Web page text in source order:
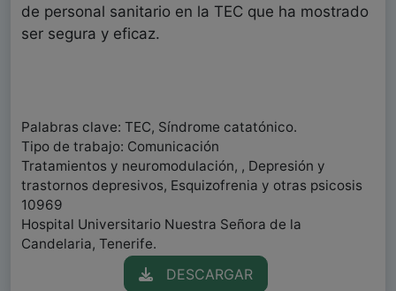
de personal sanitario en la TEC que ha mostrado
ser segura y eficaz.
Palabras clave: TEC, Síndrome catatónico.
Tipo de trabajo: Comunicación
Tratamientos y neuromodulación, , Depresión y
trastornos depresivos, Esquizofrenia y otras psicosis
10969
Hospital Universitario Nuestra Señora de la
Candelaria, Tenerife.
DESCARGAR